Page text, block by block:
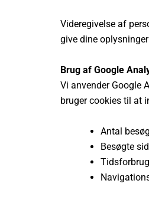
Videregivelse af
give dine
Brug af Google
Vi anvender Google
bruger cookies til at
Antal
Besøgte